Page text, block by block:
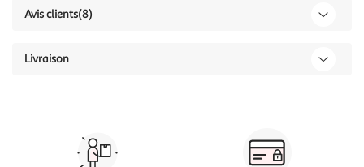
Avis clients(8)
Livraison